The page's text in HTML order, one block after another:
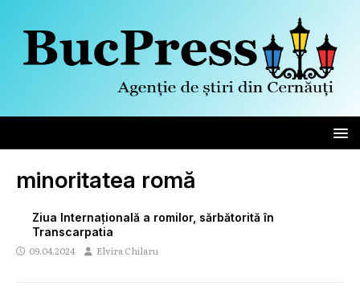
minoritatea romă
Ziua Internațională a romilor, sărbătorită în
Transcarpatia
09.04.2024 Elvira Chilaru